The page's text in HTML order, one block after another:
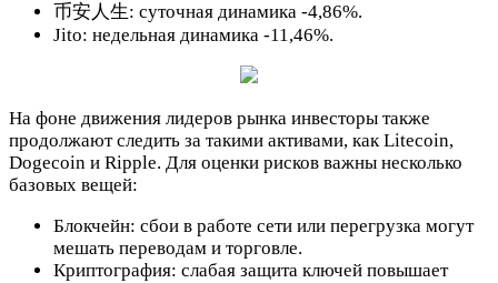
币安人生: суточная динамика -4,86%.
Jito: недельная динамика -11,46%.
На фоне движения лидеров рынка инвесторы также
продолжают следить за такими активами, как Litecoin,
Dogecoin и Ripple. Для оценки рисков важны несколько
базовых вещей:
Блокчейн: сбои в работе сети или перегрузка могут
мешать переводам и торговле.
Криптография: слабая защита ключей повышает